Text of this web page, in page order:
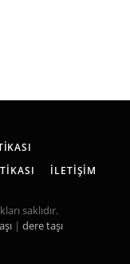
İLETIŞIM
saklıdır.
| dere taşı